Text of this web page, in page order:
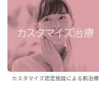
カスタマイズ認定施設による肌治療